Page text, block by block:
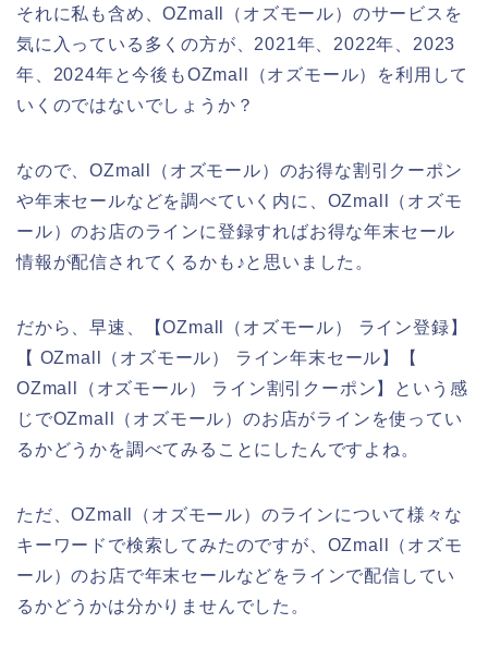
それに私も含め、OZmall（オズモール）のサービスを
気に入っている多くの方が、2021年、2022年、2023
年、2024年と今後もOZmall（オズモール）を利用して
いくのではないでしょうか？
なので、OZmall（オズモール）のお得な割引クーポン
や年末セールなどを調べていく内に、OZmall（オズモ
ール）のお店のラインに登録すればお得な年末セール
情報が配信されてくるかも♪と思いました。
だから、早速、【OZmall（オズモール） ライン登録】
【 OZmall（オズモール） ライン年末セール】【
OZmall（オズモール） ライン割引クーポン】という感
じでOZmall（オズモール）のお店がラインを使ってい
るかどうかを調べてみることにしたんですよね。
ただ、OZmall（オズモール）のラインについて様々な
キーワードで検索してみたのですが、OZmall（オズモ
ール）のお店で年末セールなどをラインで配信してい
るかどうかは分かりませんでした。